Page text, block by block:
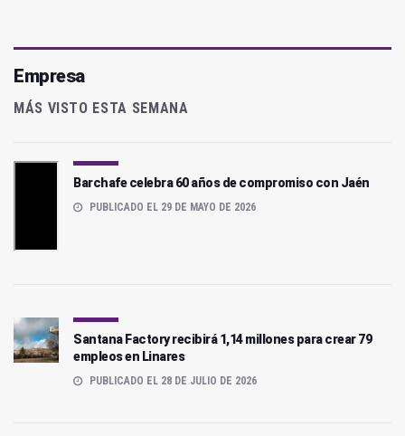
Empresa
MÁS VISTO ESTA SEMANA
Barchafe celebra 60 años de compromiso con Jaén
PUBLICADO EL 29 DE MAYO DE 2026
Santana Factory recibirá 1,14 millones para crear 79
empleos en Linares
PUBLICADO EL 28 DE JULIO DE 2026